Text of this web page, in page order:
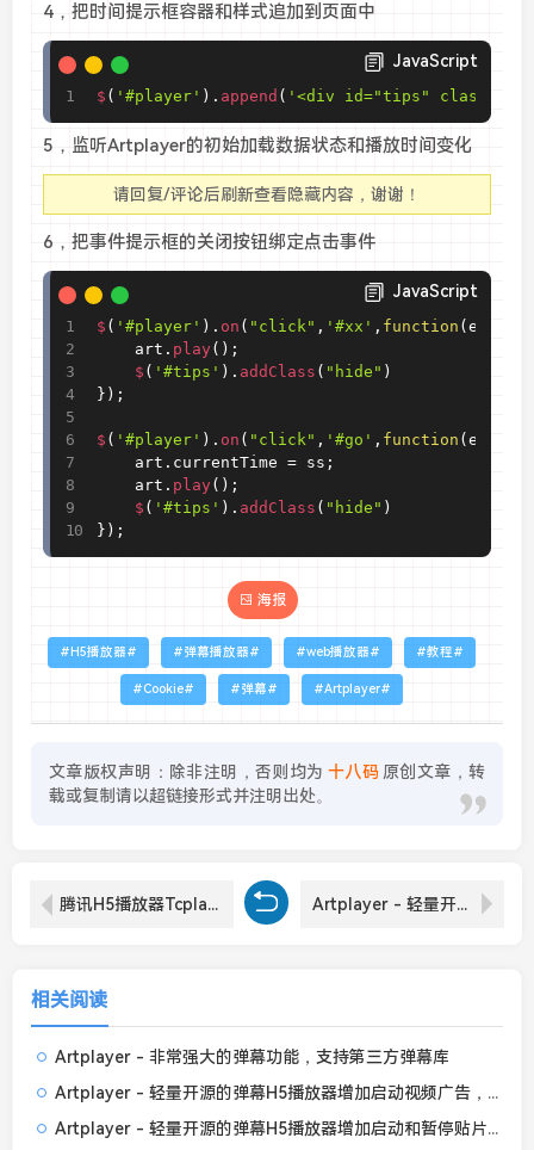
4，把时间提示框容器和样式追加到页面中
JavaScript
$ ( '#player' ) . append ( '<div id="tips"
5，监听Artplayer的初始加载数据状态和播放时间变化
请回复/评论后刷新查看隐藏内容，谢谢！
6，把事件提示框的关闭按钮绑定点击事件
JavaScript
$ ( '#player' ) . on ( "click" , '#xx' , function (e
	art
. play( ) ;
$ ( '#tips' ) . addClass ( "hide" )
} ) ;
$ ( '#player' ) . on ( "click" , '#go' , function (e
	art
. currentTime = ss ;
	art
. play( ) ;
$ ( '#tips' ) . addClass ( "hide" )
} ) ;
海报
H5播放器 弹幕播放器 web播放器 教程
Cookie 弹幕 Artplayer
文章版权声明：除非注明，否则均为 十八码 原创文章，转
载或复制请以超链接形式并注明出处。
腾讯H5播放器Tcplayer - 增加带倒计时可关闭的贴片广告 Artplayer - 轻量开源的弹幕H5播放器增加启动和暂停贴片广告
相关阅读
Artplayer - 非常强大的弹幕功能，支持第三方弹幕库
Artplayer - 轻量开源的弹幕H5播放器增加启动视频广告，能关闭可全屏
Artplayer - 轻量开源的弹幕H5播放器增加启动和暂停贴片广告